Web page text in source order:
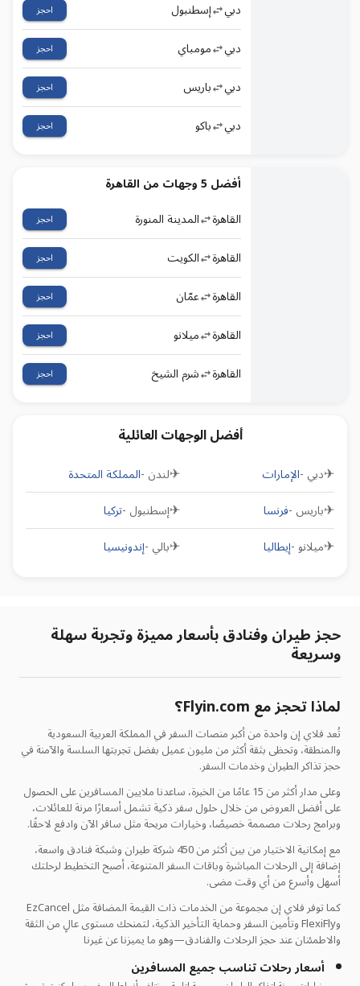
دبي إسطنبول احجز
دبي مومباي احجز
دبي باريس احجز
دبي باكو احجز
أفضل 5 وجهات من القاهرة
القاهرة
المدينة المنورة احجز
القاهرة الكويت احجز
القاهرة عمّان احجز
القاهرة ميلانو احجز
القاهرة شرم الشيخ احجز
أفضل الوجهات العائلية
✈دبي -الإمارات ✈لندن -المملكة المتحدة
✈باريس -فرنسا ✈إسطنبول -تركيا
✈ميلانو-إيطاليا ✈بالي -إندونيسيا
حجز طيران وفنادق بأسعار مميزة وتجربة سهلة
وسريعة
لماذا تحجز مع Flyin.com؟
تُعد فلاي إن واحدة من أكبر منصات السفر في المملكة العربية السعودية
والمنطقة، وتحظى بثقة أكثر من مليون عميل بفضل تجربتها السلسة والآمنة في
حجز تذاكر الطيران وخدمات السفر.
وعلى مدار أكثر من 15 عامًا من الخبرة، ساعدنا ملايين المسافرين على الحصول
على أفضل العروض من خلال حلول سفر ذكية تشمل أسعارًا مرنة للعائلات،
وبرامج رحلات مصممة خصيصًا، وخيارات مريحة مثل سافر الآن وادفع لاحقًا.
مع إمكانية الاختيار من بين أكثر من 450 شركة طيران وشبكة فنادق واسعة،
إضافة إلى الرحلات المباشرة وباقات السفر المتنوعة، أصبح التخطيط لرحلتك
أسهل وأسرع من أي وقت مضى.
كما توفر فلاي إن مجموعة من الخدمات ذات القيمة المضافة مثل EzCancel
وFlexiFly وتأمين السفر وحماية التأخير الذكية، لتمنحك مستوى عالٍ من الثقة
والاطمئنان عند حجز الرحلات والفنادق—وهو ما يميزنا عن غيرنا
أسعار رحلات تناسب جميع المسافرين